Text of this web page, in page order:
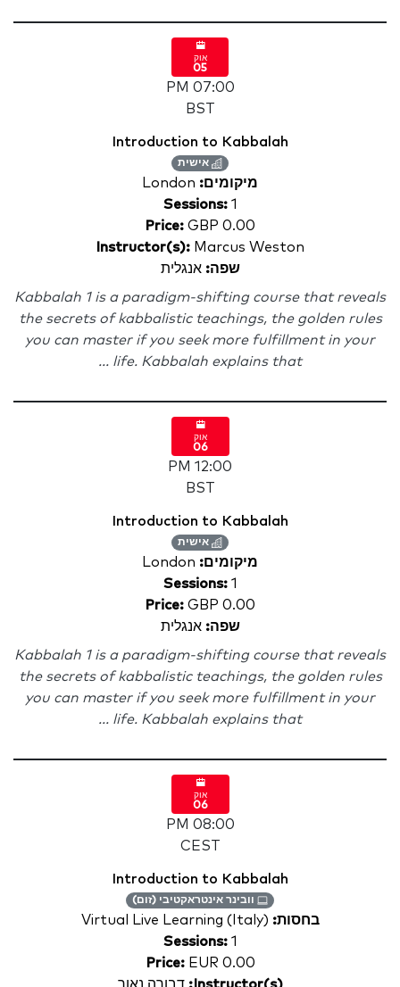
אוק
05
07:00 PM
BST
Introduction to Kabbalah
אישית
מיקומים: London
Sessions:1
Price: GBP 0.00
Instructor(s): Marcus Weston
שפה: אנגלית
Kabbalah 1 is a paradigm-shifting course that reveals
the secrets of kabbalistic teachings, the golden rules
you can master if you seek more fulfillment in your
life. Kabbalah explains that ...
אוק
06
12:00 PM
BST
Introduction to Kabbalah
אישית
מיקומים: London
Sessions:1
Price: GBP 0.00
שפה: אנגלית
Kabbalah 1 is a paradigm-shifting course that reveals
the secrets of kabbalistic teachings, the golden rules
you can master if you seek more fulfillment in your
life. Kabbalah explains that ...
אוק
06
08:00 PM
CEST
Introduction to Kabbalah
וובינר אינטראקטיבי (זום)
בחסות: Virtual Live Learning (Italy)
Sessions:1
Price:EUR 0.00